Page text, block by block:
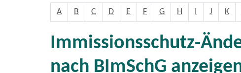
A B C D E F G H I J K
Immissionsschutz-
nach BImSchG